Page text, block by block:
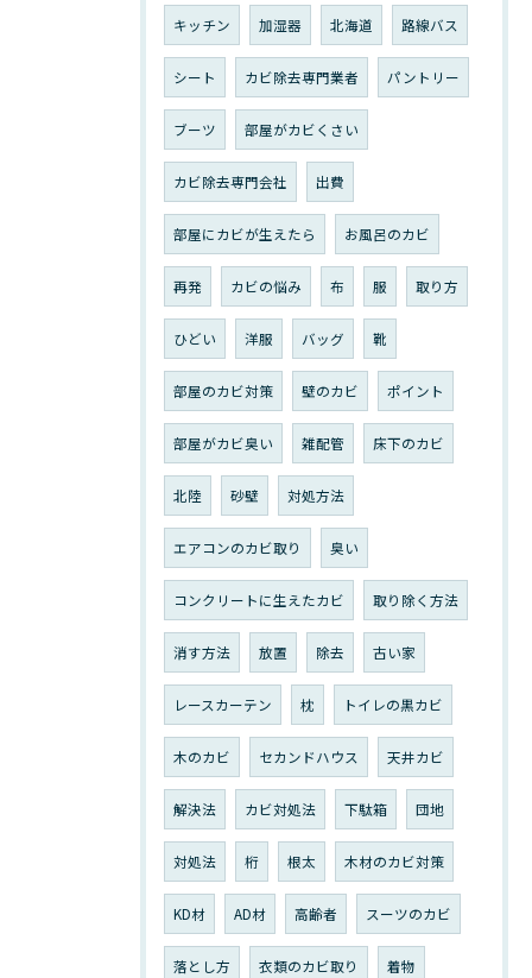
キッチン 加湿器 北海道 路線バス
シート カビ除去専門業者 パントリー
ブーツ 部屋がカビくさい
カビ除去専門会社 出費
部屋にカビが生えたら お風呂のカビ
再発 カビの悩み 布 服 取り方
ひどい 洋服 バッグ 靴
部屋のカビ対策 壁のカビ ポイント
部屋がカビ臭い 雑配管 床下のカビ
北陸 砂壁 対処方法
エアコンのカビ取り 臭い
コンクリートに生えたカビ 取り除く方法
消す方法 放置 除去 古い家
レースカーテン 枕 トイレの黒カビ
木のカビ セカンドハウス 天井カビ
解決法 カビ対処法 下駄箱 団地
対処法 桁 根太 木材のカビ対策
KD材 AD材 高齢者 スーツのカビ
落とし方 衣類のカビ取り 着物